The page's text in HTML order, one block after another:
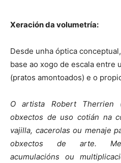
Xeración da volumetría:
Desde unha óptica
base ao xogo de escala entre
(pratos amontoados) e o
O artista Robert Therrien
obxectos de uso cotián na
vajilla, cacerolas ou menaje
obxectos de arte.
acumulacións ou